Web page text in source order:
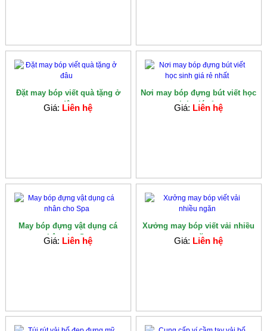
Đặt may bóp viết quà tặng ở
đâu
Giá: Liên hệ
Nơi may bóp đựng bút viết học
sinh giá rẻ...
Giá: Liên hệ
May bóp đựng vật dụng cá
nhân cho Spa
Giá: Liên hệ
Xưởng may bóp viết vải nhiều
ngăn
Giá: Liên hệ